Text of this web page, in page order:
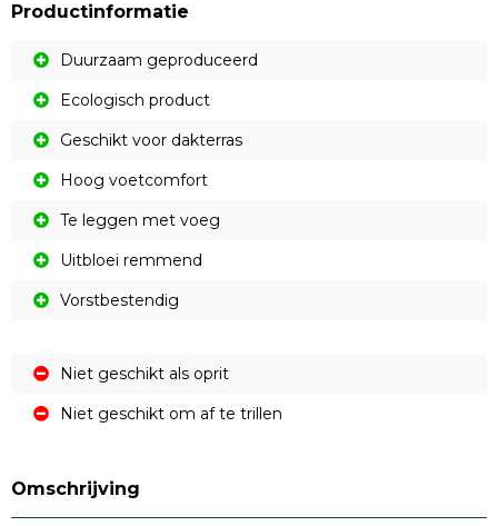
Productinformatie
Duurzaam geproduceerd
Ecologisch product
Geschikt voor dakterras
Hoog voetcomfort
Te leggen met voeg
Uitbloei remmend
Vorstbestendig
Niet geschikt als oprit
Niet geschikt om af te trillen
Omschrijving